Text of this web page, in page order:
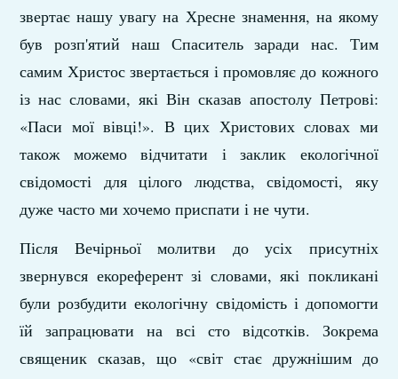
звертає нашу увагу на Хресне знамення, на якому
був розп'ятий наш Спаситель заради нас. Тим
самим Христос звертається і промовляє до кожного
із нас словами, які Він сказав апостолу Петрові:
«Паси мої вівці!». В цих Христових словах ми
також можемо відчитати і заклик екологічної
свідомості для цілого людства, свідомості, яку
дуже часто ми хочемо приспати і не чути.
Після Вечірньої молитви до усіх присутніх
звернувся екореферент зі словами, які покликані
були розбудити екологічну свідомість і допомогти
їй запрацювати на всі сто відсотків. Зокрема
священик сказав, що «світ стає дружнішим до